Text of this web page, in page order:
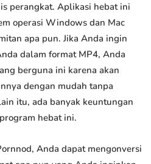
perangkat. Aplikasi hebat ini
operasi Windows dan Mac
apa pun. Jika Anda ingin
dalam format MP4, Anda
berguna ini karena akan
dengan mudah tanpa
itu, ada banyak keuntungan
hebat ini.
Anda dapat mengonversi